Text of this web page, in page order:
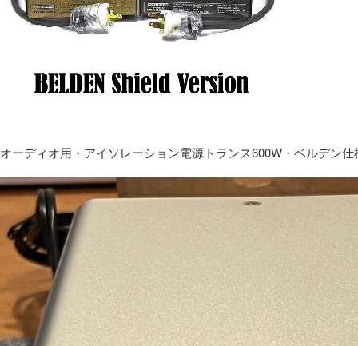
オーディオ用・アイソレーション電源トランス600W・ベルデン仕